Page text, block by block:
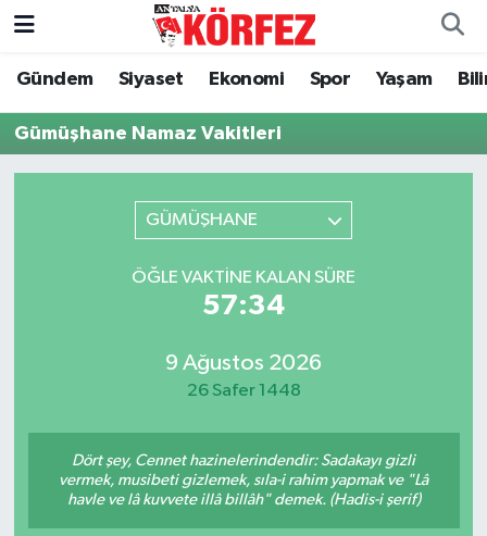
Gündem Siyaset Ekonomi Spor Yaşam
Gümüşhane Namaz Vakitleri
GÜMÜŞHANE
ÖĞLE VAKTINE KALAN SÜRE
57:33
9 Ağustos 2026
26 Safer 1448
Dört şey, Cennet hazinelerindendir: Sadakayı gizli
vermek, musibeti gizlemek, sıla-i rahim yapmak ve "Lâ
havle ve lâ kuvvete illâ billâh" demek. (Hadis-i şerif)
Gündem
Siyaset
Dünya
Eğitim
Nöbetçi Eczaneler
Hava Durumu
Son Dakika Haberleri